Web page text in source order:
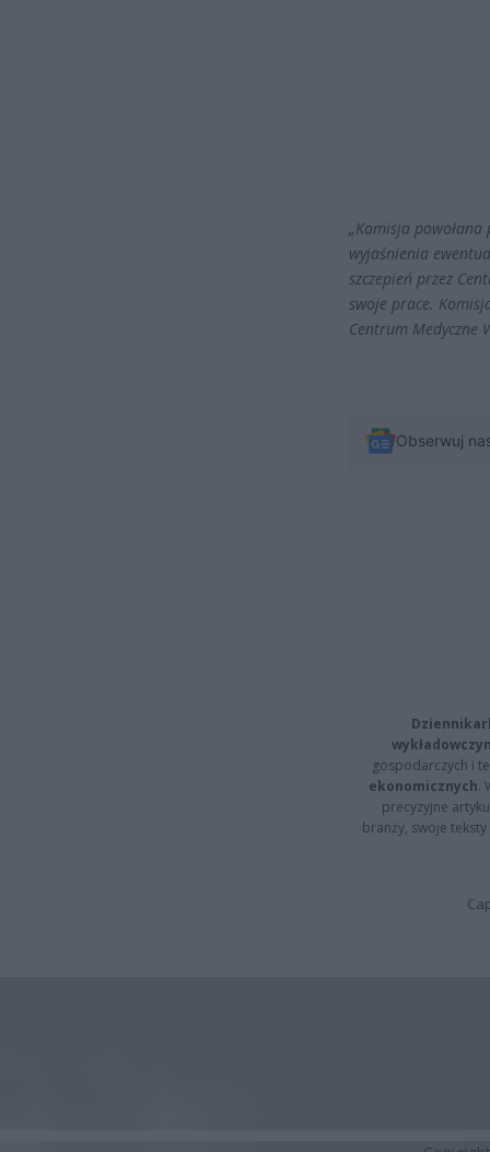
„Komisja
wyjaśnienia
szczepień przez
swoje prace.
Centrum Medyczne
Obserwuj
gospodarczych i
ekonomicznych.
precyzyjne
branży, swoje